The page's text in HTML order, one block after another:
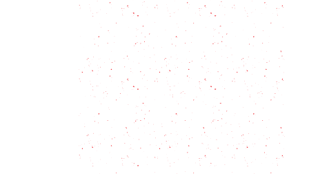
Chipá Guazú con historia guaraní
Revuelto Gramajo Clásico y sus
variantes
Salpicón de res: El plato definitivo
para tu comida de verano